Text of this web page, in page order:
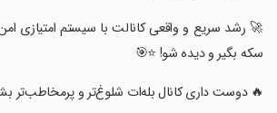
‏🚀 رشد سریع و واقعی کانالت با سیستم امتیازی
سکه بگیر و دیده شو! ⭐🎯
‏🔥 دوست داری کانال بله‌ات شلوغ‌تر و پرمخاطب‌تر